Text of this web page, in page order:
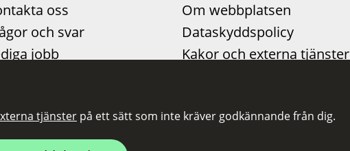
tjänster på ett sätt som inte kräver godkännande från dig.
oss
och svar
jobb
Om webbplatsen
Dataskyddspolicy
Kakor och externa tjänster